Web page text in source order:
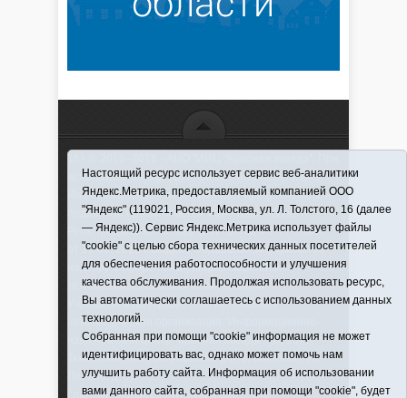
использовании материалов ссылка обязательна
Информационная лента выходит при финансовой
поддержке правительства Тюменской области
Регистрационный номер СМИ ЭЛ № ФС 77-66066
от 10.06. 2016 г. выдано Федеральной службой по
надзору в сфере связи, информационных
технологий и массовых коммуникаций.
Учредитель (соучредители) Автономная
некоммерческая организация "Информационно-
издательский центр "Красная звезда"" (627570,
Тюменская обл., Викуловский р-н, с. Викулово, ул.
Ленина, д. 5).
Главный редактор Антюхова Светлана
Настоящий ресурс использует сервис веб-аналитики
Яндекс.Метрика, предоставляемый компанией ООО
"Яндекс" (119021, Россия, Москва, ул. Л. Толстого, 16 (далее
— Яндекс)). Сервис Яндекс.Метрика использует файлы
"cookie" с целью сбора технических данных посетителей
для обеспечения работоспособности и улучшения
качества обслуживания. Продолжая использовать ресурс,
Вы автоматически соглашаетесь с использованием данных
технологий.
Собранная при помощи "cookie" информация не может
идентифицировать вас, однако может помочь нам
улучшить работу сайта. Информация об использовании
вами данного сайта, собранная при помощи "cookie", будет